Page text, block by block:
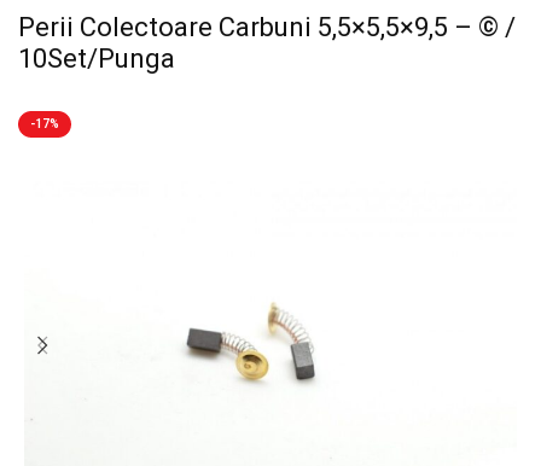
Perii Colectoare Carbuni 5,5×5,5×9,5 – © /
10Set/Punga
-17%